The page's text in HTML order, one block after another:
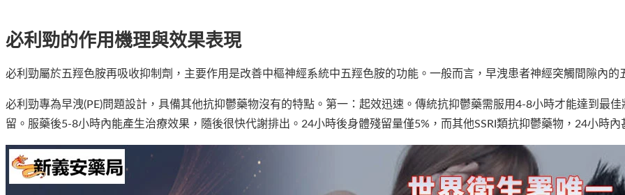
必利勁的作用機理與效果表現
必利勁屬於五羥色胺再吸收抑制劑，主要作用是改善中樞神經系統中五羥色胺的功能。一般而言，早洩患者神經突觸間隙內的
必利勁專為早洩(PE)問題設計，具備其他抗抑鬱藥物沒有的特點。第一：起效迅速。傳統抗抑鬱藥需服用4-8小時才能達到最佳
留。服藥後5-8小時內能產生治療效果，隨後很快代謝排出。24小時後身體殘留量僅5%，而其他SSRI類抗抑鬱藥物，24小時內